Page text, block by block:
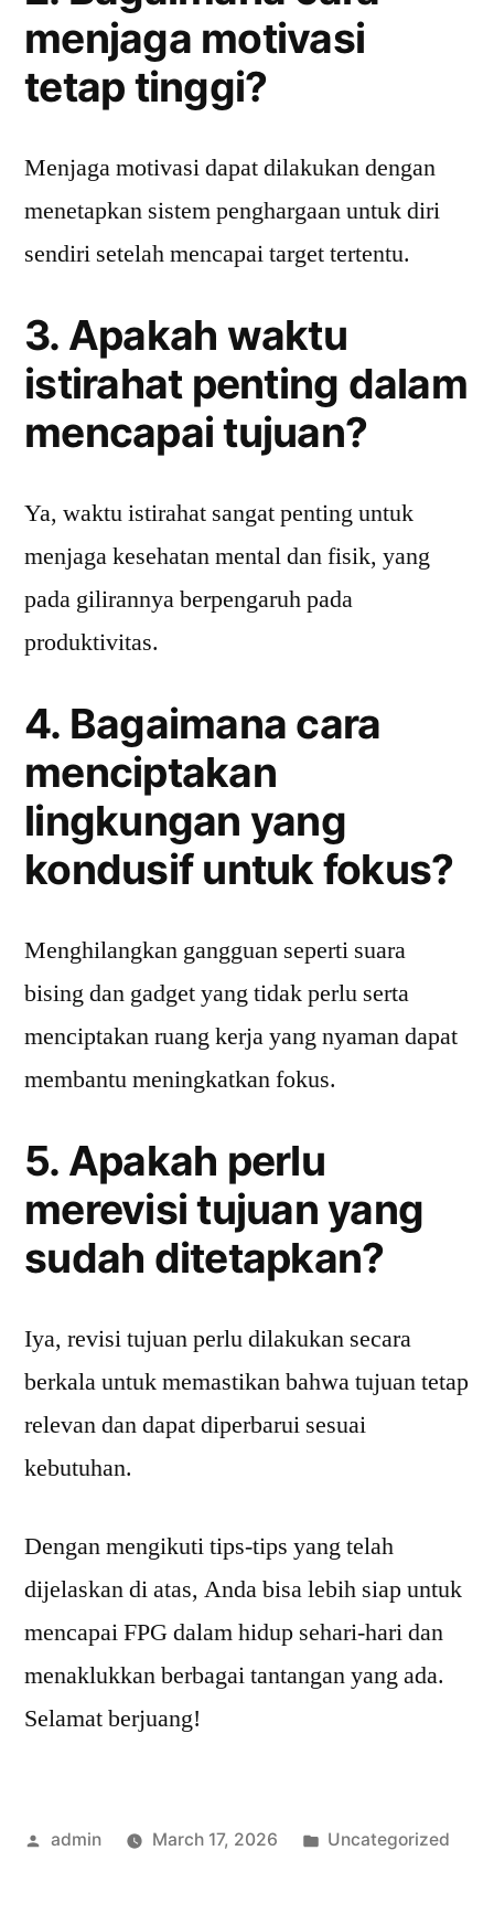
menjaga motivasi
tetap tinggi?
Menjaga motivasi dapat dilakukan dengan
menetapkan sistem penghargaan untuk diri
sendiri setelah mencapai target tertentu.
3. Apakah waktu
istirahat penting dalam
mencapai tujuan?
Ya, waktu istirahat sangat penting untuk
menjaga kesehatan mental dan fisik, yang
pada gilirannya berpengaruh pada
produktivitas.
4. Bagaimana cara
menciptakan
lingkungan yang
kondusif untuk fokus?
Menghilangkan gangguan seperti suara
bising dan gadget yang tidak perlu serta
menciptakan ruang kerja yang nyaman dapat
membantu meningkatkan fokus.
5. Apakah perlu
merevisi tujuan yang
sudah ditetapkan?
Iya, revisi tujuan perlu dilakukan secara
berkala untuk memastikan bahwa tujuan tetap
relevan dan dapat diperbarui sesuai
kebutuhan.
Dengan mengikuti tips-tips yang telah
dijelaskan di atas, Anda bisa lebih siap untuk
mencapai FPG dalam hidup sehari-hari dan
menaklukkan berbagai tantangan yang ada.
Selamat berjuang!
Posted
admin March 17, 2026
Posted
Uncategorized